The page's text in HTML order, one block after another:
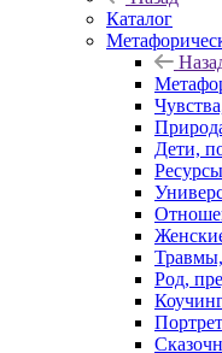
Каталог
Дети,
Ресурсы
Род,